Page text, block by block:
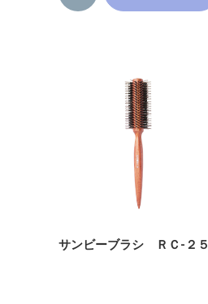
サンビーブラシ ＲＣ-２５